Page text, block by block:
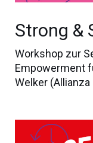
Strong &
Workshop zur
Empowerment
Welker (Allianza